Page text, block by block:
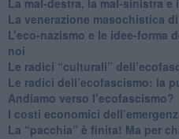
​La venerazione masochistica
​L’eco-nazismo e le idee-forma
noi
​Le radici “culturali”
Le radici dell’ecofascismo: la
Andiamo verso l’ecofascismo?
I costi economici
​La “pacchia” è finita! Ma per